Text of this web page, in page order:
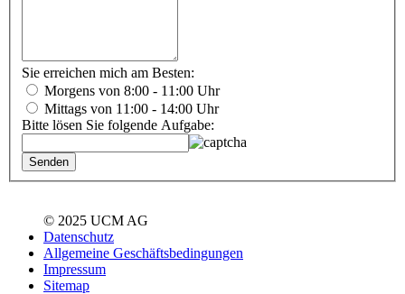
Sie erreichen mich am Besten:
Morgens von 8:00 - 11:00 Uhr
Mittags von 11:00 - 14:00 Uhr
Bitte lösen Sie folgende Aufgabe:
© 2025 UCM AG
Datenschutz
Allgemeine Geschäftsbedingungen
Impressum
Sitemap